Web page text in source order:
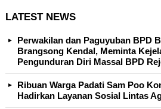
LATEST NEWS
Perwakilan dan Paguyuban BPD
Brangsong Kendal, Meminta
Pengunduran Diri Massal BPD
Ribuan Warga Padati Sam Poo
Hadirkan Layanan Sosial Lintas